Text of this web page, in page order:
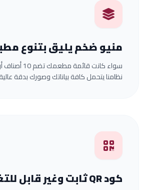
منيو ضخم يليق بتنوع
نظامنا يتحمل كافة بياناتك وصورك بدقة
كود QR ثابت وغير قابل للتغيير